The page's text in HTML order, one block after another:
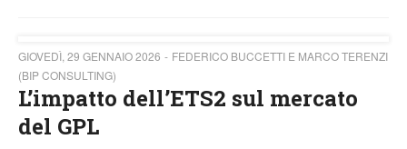
GIOVEDÌ, 29 GENNAIO 2026
FEDERICO BUCCETTI E MARCO TERENZI
(BIP CONSULTING)
L’impatto dell’ETS2 sul mercato
del GPL